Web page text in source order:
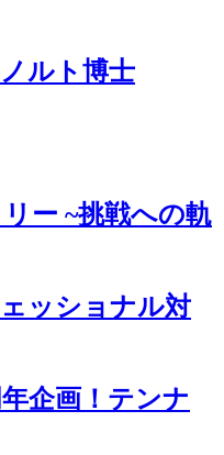
ルト博士
ー ~挑戦への軌
ッショナル対
企画！テンナ